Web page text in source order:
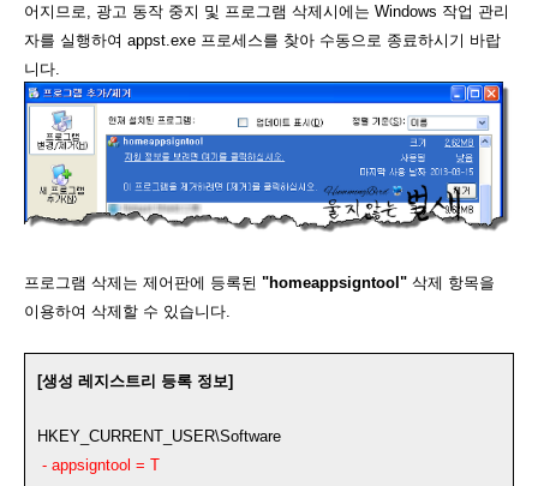
어지므로, 광고 동작 중지 및 프로그램 삭제시에는 Windows 작업 관리
자를 실행하여 appst.exe 프로세스를 찾아 수동으로 종료하시기 바랍
니다.
프로그램 삭제는 제어판에 등록된 "homeappsigntool" 삭제 항목을
이용하여 삭제할 수 있습니다.
[생성 레지스트리 등록 정보]
HKEY_CURRENT_USER\Software
- appsigntool = T